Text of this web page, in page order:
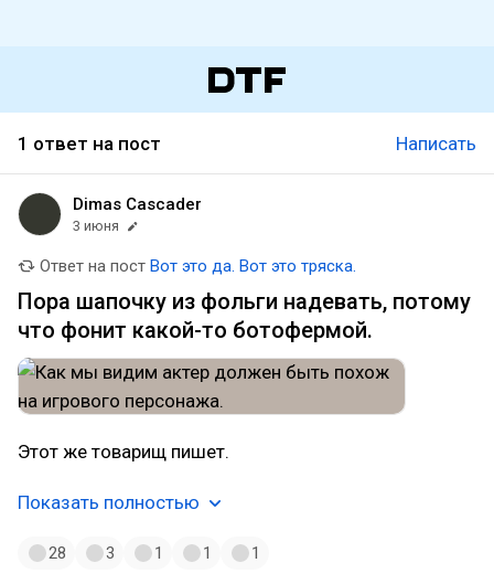
1 ответ на пост Написать
Dimas Cascader
3 июня
Ответ на пост Вот это да. Вот это тряска.
Пора шапочку из фольги надевать, потому
что фонит какой-то ботофермой.
Этот же товарищ пишет.
Показать полностью
28 3 1 1 1